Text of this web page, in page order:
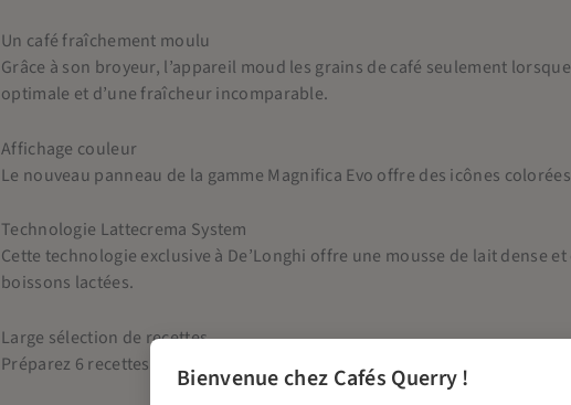
Un café fraîchement moulu
Grâce à son broyeur, l’appareil moud les grains de café seulement
optimale et d’une fraîcheur incomparable.
Affichage couleur
Le nouveau panneau de la gamme Magnifica Evo offre des icônes
Technologie Lattecrema System
Cette technologie exclusive à De’Longhi offre une mousse de lait dense
boissons lactées.
Large sélection de recettes
Préparez 6 recettes en un seul geste, dont les classiques espresso,
Bienvenue chez Cafés Querry !